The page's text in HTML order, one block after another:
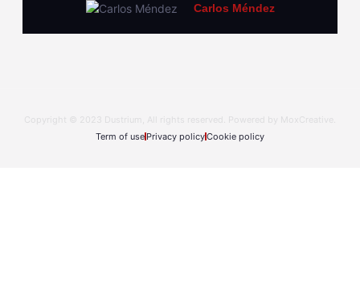
Carlos Méndez
Copyright © 2023 Dustrium, All rights reserved. Powered by MoxCreative.
Term of use Privacy policyCookie policy